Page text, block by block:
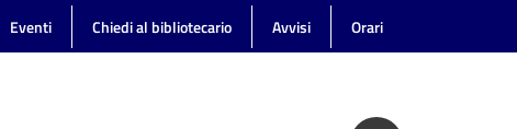
Eventi Chiedi al bibliotecario Avvisi Orari